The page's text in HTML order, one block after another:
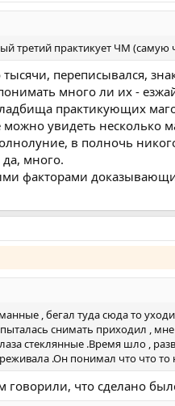
третий практикует ЧМ (самую
переписывался,
много ли их -
практикующих
увидеть
в полночь
да, много.
факторами
, бегал туда сюда то
снимать приходил , мне
стеклянные .Время шло ,
.Он понимал что что
что сделано